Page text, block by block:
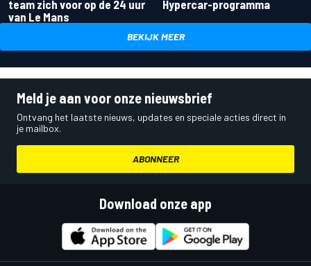
team zich voor op de 24 uur
van Le Mans
Hypercar-programma
BEKIJK MEER
Meld je aan voor onze nieuwsbrief
Ontvang het laatste nieuws, updates en speciale acties direct in
je mailbox.
ABONNEER
Download onze app